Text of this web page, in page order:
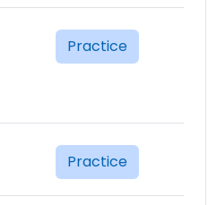
Practice
Practice